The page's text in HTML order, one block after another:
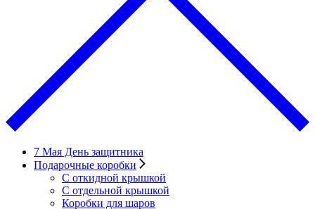
7 Мая День защитника
Подарочные коробки
С откидной крышкой
С отдельной крышкой
Коробки для шаров